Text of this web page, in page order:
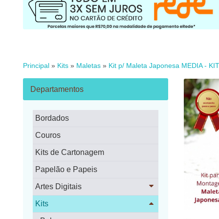
Principal » Kits » Maletas » Kit p/ Maleta Japonesa MEDIA - KIT
Departamentos
Bordados
Couros
Kits de Cartonagem
Papelão e Papeis
Artes Digitais
Kits